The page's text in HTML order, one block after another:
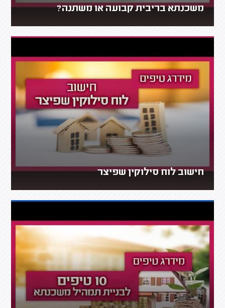
משכנתא בריבית קבועה או משתנה?
חישוב לוח סילוקין שפיצר